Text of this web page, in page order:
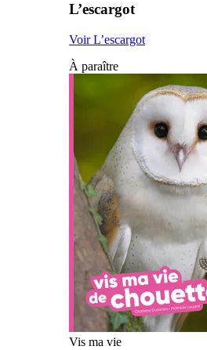
L’escargot
Voir L’escargot
À paraître
Vis ma vie